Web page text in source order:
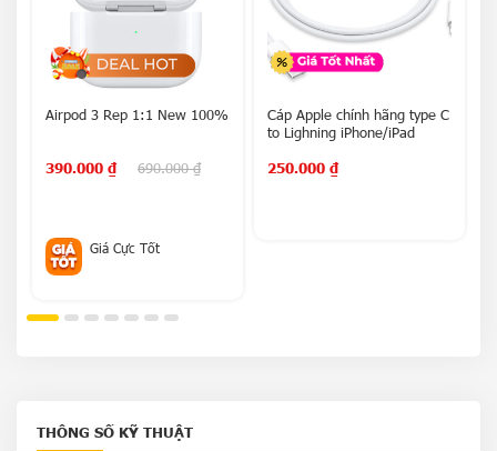
Airpod 3 Rep 1:1 New 100%
690.000₫
390.000 ₫
Giá Cực Tốt
Cáp Apple chính hãng type C
to Lighning iPhone/iPad
250.000 ₫
THÔNG SỐ KỸ THUẬT